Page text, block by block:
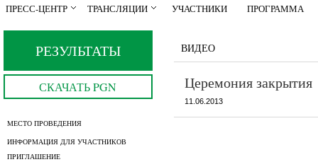
ПРЕСС-ЦЕНТР ТРАНСЛЯЦИИ УЧАСТНИКИ ПРОГРАММА
РЕЗУЛЬТАТЫ
СКАЧАТЬ PGN
МЕСТО ПРОВЕДЕНИЯ
ИНФОРМАЦИЯ ДЛЯ УЧАСТНИКОВ
ПРИГЛАШЕНИЕ
ВИДЕО
Церемония закрытия
11.06.2013